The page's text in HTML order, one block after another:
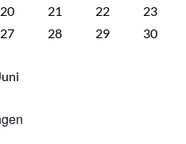
20 21 22
23
27 28 29
30